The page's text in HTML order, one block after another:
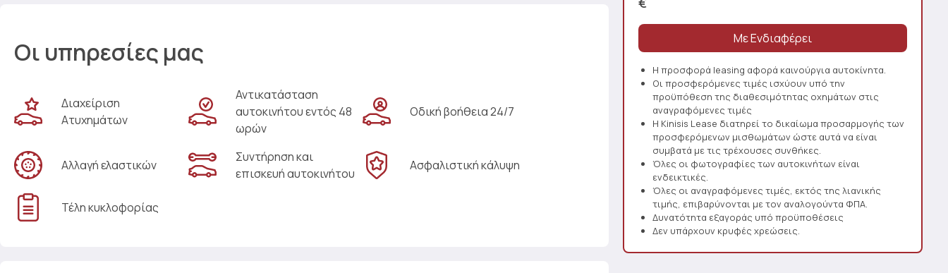
Οι υπηρεσίες μας
Διαχείριση
Ατυχημάτων
Αντικατάσταση
αυτοκινήτου εντός 48
ωρών
Οδική βοήθεια 24/7
Αλλαγή ελαστικών
Συντήρηση και
επισκευή αυτοκινήτου
Ασφαλιστική κάλυψη
Τέλη κυκλοφορίας
Η προσφορά leasing αφορά καινούργια αυτοκίνητα.
Οι προσφερόμενες τιμές ισχύουν υπό την
προϋπόθεση της διαθεσιμότητας οχημάτων στις
αναγραφόμενες τιμές
Η Kinisis Lease διατηρεί το δικαίωμα προσαρμογής των
προσφερόμενων μισθωμάτων ώστε αυτά να είναι
συμβατά με τις τρέχουσες συνθήκες.
Όλες οι φωτογραφίες των αυτοκινήτων είναι
ενδεικτικές.
Όλες οι αναγραφόμενες τιμές, εκτός της λιανικής
τιμής, επιβαρύνονται με τον αναλογούντα ΦΠΑ.
Δυνατότητα εξαγοράς υπό προϋποθέσεις
Δεν υπάρχουν κρυφές χρεώσεις.